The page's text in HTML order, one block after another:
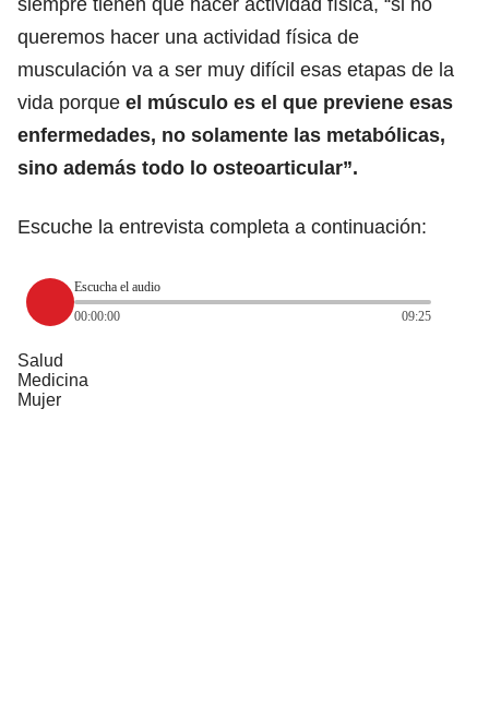
queremos hacer una actividad física de
musculación va a ser muy difícil esas etapas de la
vida porque el músculo es el que previene esas
enfermedades, no solamente las metabólicas,
sino además todo lo osteoarticular”.
Escuche la entrevista completa a continuación:
Escucha el audio
00:00:00
09:25
Salud
Medicina
Mujer